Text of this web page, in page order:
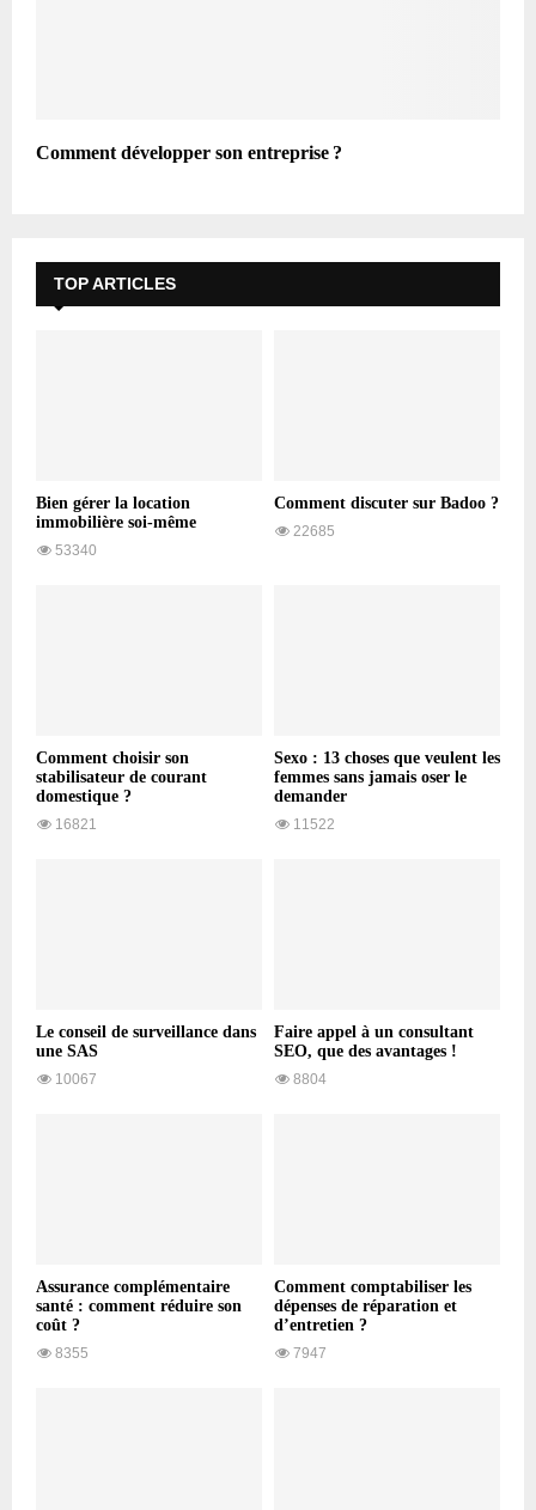
Comment développer son entreprise ?
TOP ARTICLES
Bien gérer la location
immobilière soi-même
53340
Comment discuter sur Badoo ?
22685
Comment choisir son
stabilisateur de courant
domestique ?
16821
Sexo : 13 choses que veulent les
femmes sans jamais oser le
demander
11522
Le conseil de surveillance dans
une SAS
10067
Faire appel à un consultant
SEO, que des avantages !
8804
Assurance complémentaire
santé : comment réduire son
coût ?
8355
Comment comptabiliser les
dépenses de réparation et
d’entretien ?
7947